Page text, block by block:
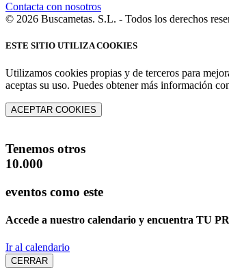
Contacta con nosotros
© 2026 Buscametas. S.L. - Todos los derechos
ESTE SITIO UTILIZA COOKIES
Utilizamos cookies propias y de terceros para
aceptas su uso. Puedes obtener más información
ACEPTAR COOKIES
Tenemos otros
10.000
eventos como este
Accede a nuestro calendario y encuentra TU
Ir al calendario
CERRAR